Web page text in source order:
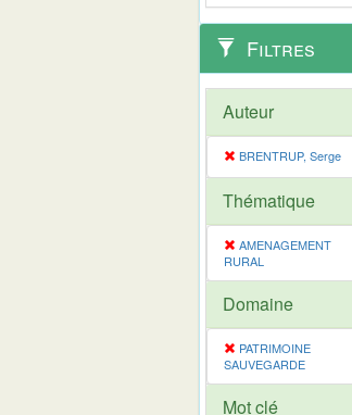
Filtres
Auteur
BRENTRUP, Serge
Thématique
AMENAGEMENT
RURAL
Domaine
PATRIMOINE
SAUVEGARDE
Mot clé